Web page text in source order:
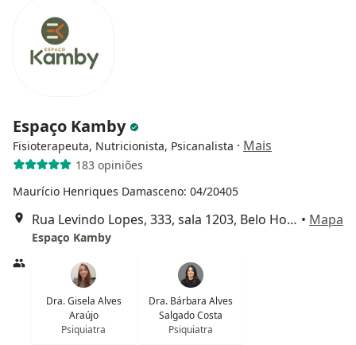
Espaço Kamby
Fisioterapeuta, Nutricionista, Psicanalista · Mais
183 opiniões
Maurício Henriques Damasceno: 04/20405
Rua Levindo Lopes, 333, sala 1203, Belo Horizonte • Mapa
Espaço Kamby
Dra. Gisela Alves
Araújo
Psiquiatra
Dra. Bárbara Alves
Salgado Costa
Psiquiatra